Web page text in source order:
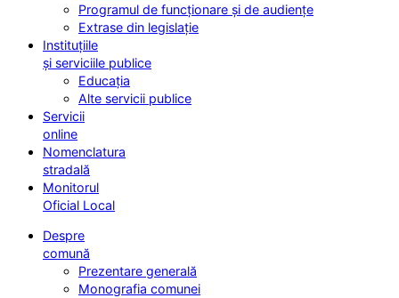
Programul de funcționare și de audiențe
Extrase din legislație
Instituțiile
și serviciile publice
Educația
Alte servicii publice
Servicii
online
Nomenclatura
stradală
Monitorul
Oficial Local
Despre
comună
Prezentare generală
Monografia comunei